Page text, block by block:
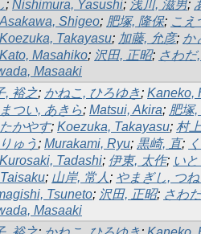
; Nishimura, Yasushi; 浅川, 滋男;
Asakawa, Shigeo; 肥塚, 隆保; こえ
Koezuka, Takayasu; 加藤, 允彦; か
Kato, Masahiko; 沢田, 正昭; さわだ
Masaaki
, 裕之; かねこ, ひろゆき; Kaneko,
まつい, あきら; Matsui, Akira; 肥塚
かやす; Koezuka, Takayasu; 村
ゅう ; Murakami, Ryu; 黒崎, 直;
Kurosaki, Tadashi; 伊東, 太作; い
; 山岸, 常人 ; やまぎし, つ
Tsuneto; 沢田, 正昭; さわ
Masaaki